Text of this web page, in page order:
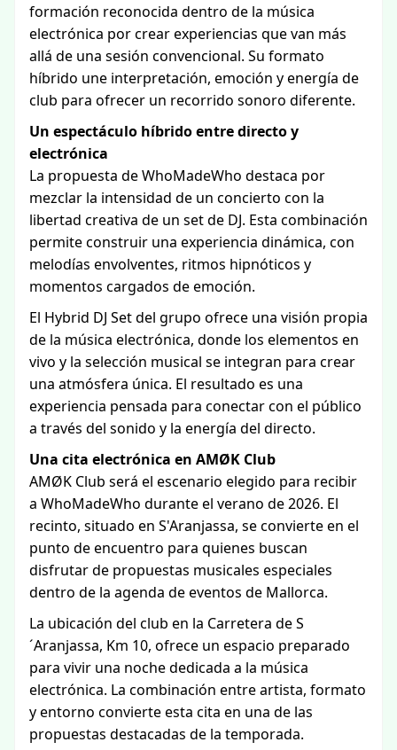
formación reconocida dentro de la música
electrónica por crear experiencias que van más
allá de una sesión convencional. Su formato
híbrido une interpretación, emoción y energía de
club para ofrecer un recorrido sonoro diferente.
Un espectáculo híbrido entre directo y
electrónica
La propuesta de WhoMadeWho destaca por
mezclar la intensidad de un concierto con la
libertad creativa de un set de DJ. Esta combinación
permite construir una experiencia dinámica, con
melodías envolventes, ritmos hipnóticos y
momentos cargados de emoción.
El Hybrid DJ Set del grupo ofrece una visión propia
de la música electrónica, donde los elementos en
vivo y la selección musical se integran para crear
una atmósfera única. El resultado es una
experiencia pensada para conectar con el público
a través del sonido y la energía del directo.
Una cita electrónica en AMØK Club
AMØK Club será el escenario elegido para recibir
a WhoMadeWho durante el verano de 2026. El
recinto, situado en S'Aranjassa, se convierte en el
punto de encuentro para quienes buscan
disfrutar de propuestas musicales especiales
dentro de la agenda de eventos de Mallorca.
La ubicación del club en la Carretera de S
´Aranjassa, Km 10, ofrece un espacio preparado
para vivir una noche dedicada a la música
electrónica. La combinación entre artista, formato
y entorno convierte esta cita en una de las
propuestas destacadas de la temporada.